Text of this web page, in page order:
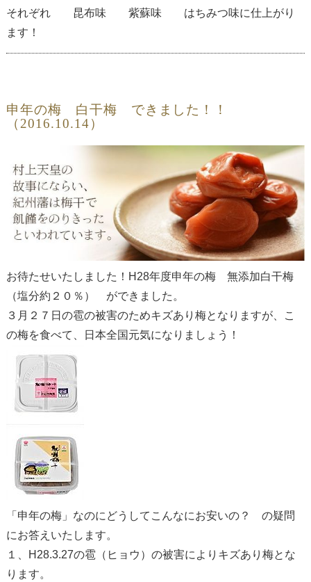
それぞれ 昆布味 紫蘇味 はちみつ味に仕上がり
ます！
申年の梅 白干梅 できました！！
（2016.10.14）
お待たせいたしました！H28年度申年の梅 無添加白干梅
（塩分約２０％） ができました。
３月２７日の雹の被害のためキズあり梅となりますが、こ
の梅を食べて、日本全国元気になりましょう！
「申年の梅」なのにどうしてこんなにお安いの？ の疑問
にお答えいたします。
１、H28.3.27の雹（ヒョウ）の被害によりキズあり梅とな
ります。